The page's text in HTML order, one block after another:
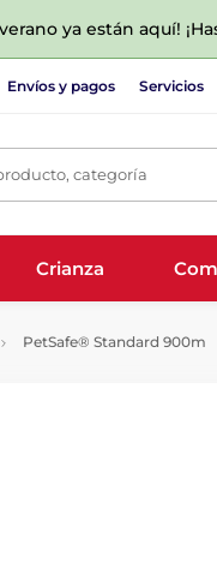
ya están aquí!
Envíos y pagos Servicios
categoría
Crianza
PetSafe® Standard 900m